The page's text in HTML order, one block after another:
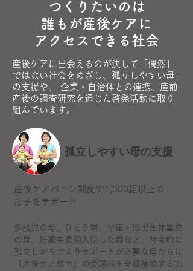
つくりたいのは
​誰もが産後ケアに
アクセスできる社会
産後ケアに出会えるのが決して「偶然」
ではない社会をめざし、孤立しやすい母
の支援や、 企業・自治体との連携、産前
産後の調査研究を通じた啓発活動に取り
組んでいます。
孤立しやすい母の支援
産後ケアバトン制度で1,300組以上の
母子をサポート
​多胎児の母、ひとり親、早産・低出生体重児
の母、妊娠中長期入院した母など、社会的に
孤立しがちでよりサポートが必要な母たちに
「産後ケア教室」の受講料を全額補助する制